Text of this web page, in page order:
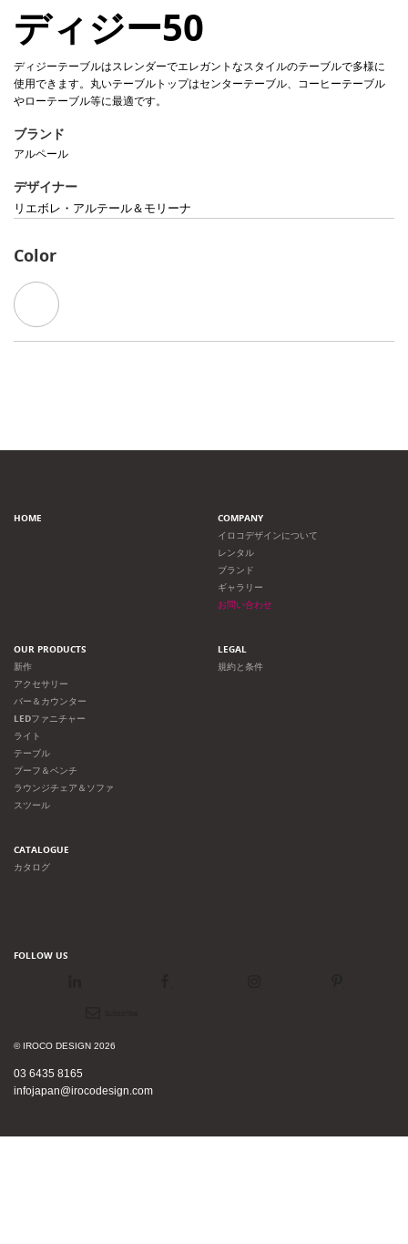
ディジー50
ディジーテーブルはスレンダーでエレガントなスタイルのテーブルで多様に
使用できます。丸いテーブルトップはセンターテーブル、コーヒーテーブル
やローテーブル等に最適です。
ブランド
アルペール
デザイナー
リエボレ・アルテール＆モリーナ
Color
HOME
COMPANY
イロコデザインについて
レンタル
ブランド
ギャラリー
お問い合わせ
OUR PRODUCTS
新作
アクセサリー
バー＆カウンター
LEDファニチャー
ライト
テーブル
プーフ＆ベンチ
ラウンジチェア＆ソファ
スツール
LEGAL
規約と条件
CATALOGUE
カタログ
FOLLOW US
© IROCO DESIGN 2026
03 6435 8165
infojapan@irocodesign.com